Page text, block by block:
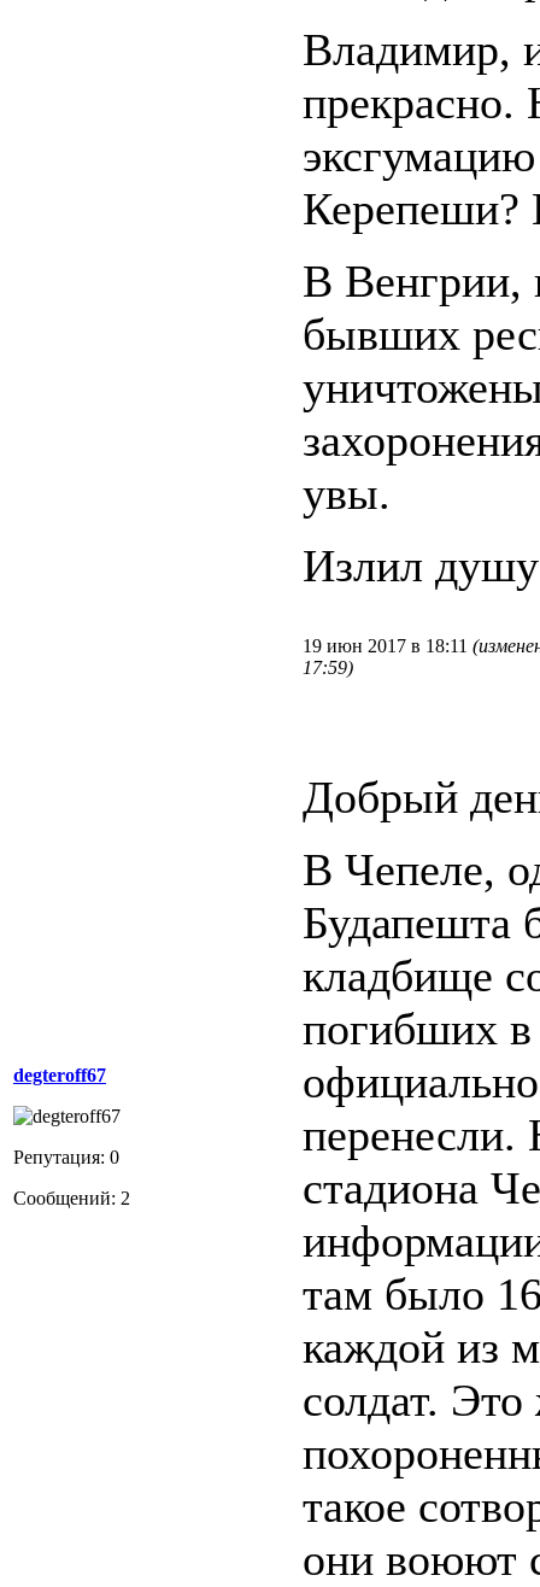
Владимир,
прекрасно.
Керепеши?
В Венгрии,
бывших
увы.
Излил
degteroff67
Репутация: 0
Сообщений: 2
19 июн 2017 в 18:11
17:59)
Добрый
В Чепеле,
Будапешта
кладбище
погибших в
перенесли.
стадиона
там было
каждой из
солдат.
такое
они воюют